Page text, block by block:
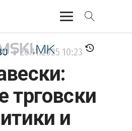
20.11.2025 10:23
трговски
и